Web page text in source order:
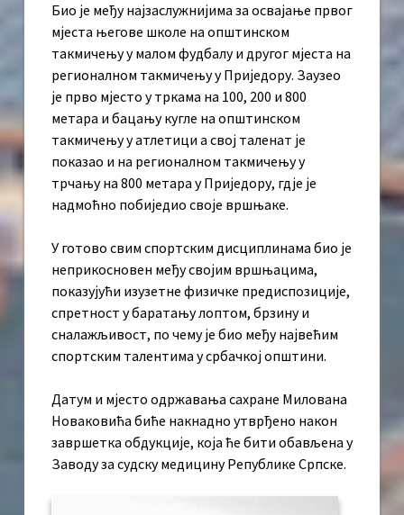
Био је међу најзаслужнијима за освајање првог
мјеста његове школе на општинском
такмичењу у малом фудбалу и другог мјеста на
регионалном такмичењу у Приједору. Заузео
је прво мјесто у тркама на 100, 200 и 800
метара и бацању кугле на општинском
такмичењу у атлетици а свој таленат је
показао и на регионалном такмичењу у
трчању на 800 метара у Приједору, гдје је
надмоћно побиједио своје вршњаке.
У готово свим спортским дисциплинама био је
неприкосновен међу својим вршњацима,
показујући изузетне физичке предиспозиције,
спретност у баратању лоптом, брзину и
сналажљивост, по чему је био међу највећим
спортским талентима у србачкој општини.
Датум и мјесто одржавања сахране Милована
Новаковића биће накнадно утврђено након
завршетка обдукције, која ће бити обављена у
Заводу за судску медицину Републике Српске.